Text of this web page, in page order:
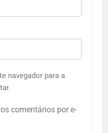
navegador para a
comentários por e-